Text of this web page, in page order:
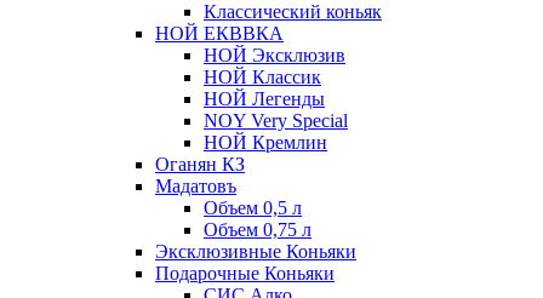
Классический коньяк
НОЙ ЕКВВКА
НОЙ Эксклюзив
НОЙ Классик
НОЙ Легенды
NOY Very Speсial
НОЙ Кремлин
Оганян КЗ
Мадатовъ
Объем 0,5 л
Объем 0,75 л
Эксклюзивные Коньяки
Подарочные Коньяки